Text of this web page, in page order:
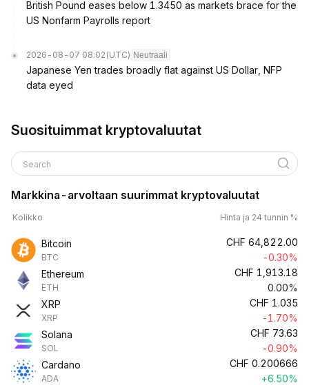
British Pound eases below 1.3450 as markets brace for the
US Nonfarm Payrolls report
2026-08-07 08:02 (UTC) Neutraali
Japanese Yen trades broadly flat against US Dollar, NFP
data eyed
Suosituimmat kryptovaluutat
Search
Markkina-arvoltaan suurimmat kryptovaluutat
Kolikko Hinta ja 24 tunnin %
Bitcoin
BTC
CHF 64,822.00
-0.30%
Ethereum
ETH
CHF 1,913.18
0.00%
XRP
XRP
CHF 1.035
-1.70%
Solana
SOL
CHF 73.63
-0.90%
Cardano
ADA
CHF 0.200666
+6.50%